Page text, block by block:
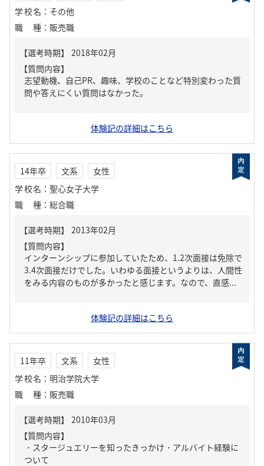
学校名 ： その他
職種 ： 販売職
【質問内容】
志望動機、自己PR、趣味、学校のことなど特別変わった質
問や答えにくい質問はなかった。
体験記の詳細はこちら
14年卒 文系
女性
学校名 ： 聖心女子大学
職種 ： 総合職
【質問内容】
インターンシップに参加していたため、1.2次面接は免除で
3.4次面接だけでした。いわゆる面接というよりは、人間性
をみる内容のものが多かったと感じます。なので、直感...
体験記の詳細はこちら
11年卒 文系
女性
学校名 ： 明治学院大学
職種 ： 販売職
【質問内容】
・スタージュエリーを知ったきっかけ・アルバイト経験に
ついて